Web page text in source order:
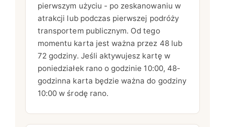
pierwszym użyciu - po zeskanowaniu w
atrakcji lub podczas pierwszej podróży
transportem publicznym. Od tego
momentu karta jest ważna przez 48 lub
72 godziny. Jeśli aktywujesz kartę w
poniedziałek rano o godzinie 10:00, 48-
godzinna karta będzie ważna do godziny
10:00 w środę rano.